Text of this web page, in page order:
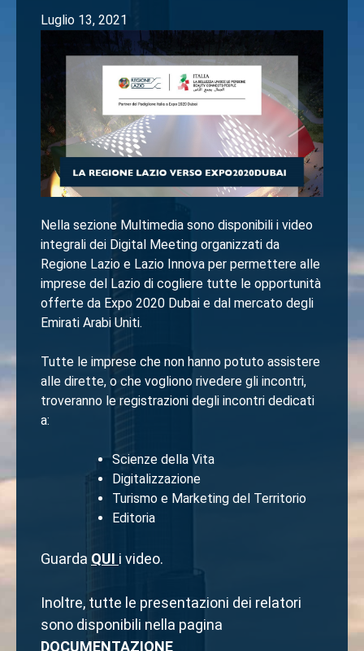
Luglio 13, 2021
Nella sezione Multimedia sono disponibili i video
integrali dei Digital Meeting organizzati da
Regione Lazio e Lazio Innova per permettere alle
imprese del Lazio di cogliere tutte le opportunità
offerte da Expo 2020 Dubai e dal mercato degli
Emirati Arabi Uniti.
Tutte le imprese che non hanno potuto assistere
alle dirette, o che vogliono rivedere gli incontri,
troveranno le registrazioni degli incontri dedicati
a:
Scienze della Vita
Digitalizzazione
Turismo e Marketing del Territorio
Editoria
Guarda QUI i video.
Inoltre, tutte le presentazioni dei relatori
sono disponibili nella pagina
DOCUMENTAZIONE